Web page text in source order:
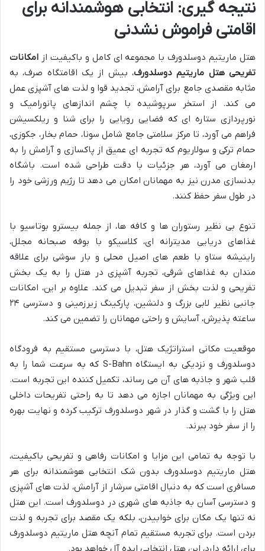
نتیجه گیری: انتخابی هوشمندانه برای
اقامتی فراموش نشدنی
هتل ماریتیم دوسلدورف با مجموعه ای کامل و باکیفیت از امکانات
تفریحی هتل ماریتیم دوسلدورف، بیش از یک اقامتگاه صرف، به
مثابه مقصدی جامع برای آرامش، تجدید قوا و لذت های آشپزی عمل
می کند. از استخر سرپوشیده با چشم اندازهای پانورامیک و
نورپردازی ستاره ای که فضایی رویایی را برای شنا و ریلکسیشن
فراهم می آورد، تا مرکز سلامتی جامع شامل سونا، حمام بخار، جکوزی،
حمام ترکی و سولاریوم که تجربه ای عمیق از پاکسازی و آرامش را به
ارمغان می آورد، هر جزئیات با دقت طراحی شده است. باشگاه
بدنسازی مدرن نیز به مهمانان امکان می دهد تا رژیم ورزشی خود را
در طول سفر حفظ کنند.
تنوع بی نظیر رستوران ها و کافه ها، از جمله بیسترو بوتاسیو با
غذاهای دریایی مدیترانه ای، کلاسیکو با بوفه صبحانه مجلل،
راینیشه ستاو با طعم های اصیل محلی و بار سوشی برای علاقه
مندان به غذاهای شرقی، تجربه آشپزی در هتل را به یک بخش
تفریحی و لذت بخش از سفر تبدیل می کند. علاوه بر این، امکانات
جانبی نظیر لابی بزرگ و دلنشین، پارکینگ زیرزمینی و دسترسی ۲۴
ساعته پذیرش، آسایش و راحتی مهمانان را تضمین می کند.
موقعیت مکانی استراتژیک هتل، با دسترسی مستقیم به فرودگاه
دوسلدورف و نزدیکی به ایستگاه S-Bahn که به سرعت شما را به
قلب شهر و جاذبه های آن می رساند، تکمیل کننده این تجربه است.
این ویژگی به مهمانان اجازه می دهد تا به راحتی تفریحات داخلی
هتل را با گشت و گذار در شهر دوسلدورف ترکیب کرده و نهایت بهره
را از سفر خود ببرند.
با توجه به تمامی این مزایا و امکانات رفاهی و تفریحی باکیفیت،
هتل ماریتیم دوسلدورف بدون شک انتخابی هوشمندانه برای هر
مسافری است که به دنبال اقامتی سرشار از آرامش، لذت های آشپزی
و دسترسی آسان به جاذبه های شهری در دوسلدورف است. این هتل
نه تنها یک مکان برای خوابیدن، بلکه یک مقصد برای تجربه و لذت
بردن است. برای تجربه مستقیم تمام آنچه هتل ماریتیم دوسلدورف
برای ارائه دارد، این هتل انتخابی ایده آل خواهد بود.